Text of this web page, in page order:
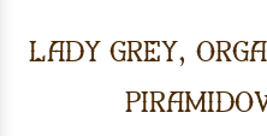
Lady Grey,